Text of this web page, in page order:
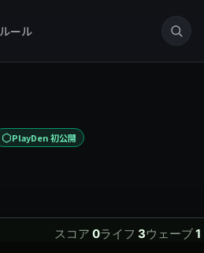
ルール
PlayDen 初公開